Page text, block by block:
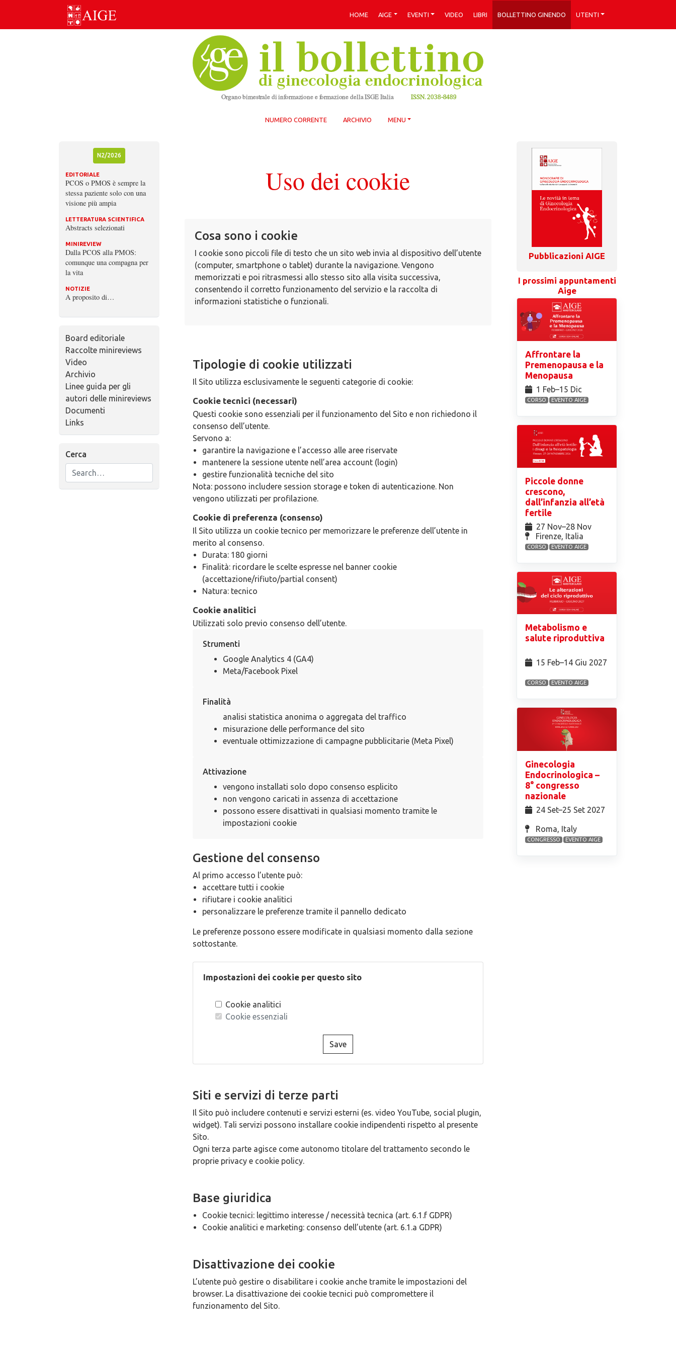
Skip
HOME AIGE EVENTI VIDEO LIBRI BOLLETTINO GINENDO UTENTI
NUMERO CORRENTE ARCHIVIO MENU
N2/2026
EDITORIALE
PCOS o PMOS è sempre la
stessa paziente solo con una
visione più ampia
LETTERATURA SCIENTIFICA
Abstracts selezionati
MINIREVIEW
Dalla PCOS alla PMOS:
comunque una compagna per
la vita
NOTIZIE
A proposito di…
Board editoriale
Raccolte minireviews
Video
Archivio
Linee guida per gli
autori delle minireviews
Documenti
Links
Cerca
Uso dei cookie
Cosa sono i cookie
I cookie sono piccoli file di testo che un sito web invia al dispositivo dell’utente
(computer, smartphone o tablet) durante la navigazione. Vengono
memorizzati e poi ritrasmessi allo stesso sito alla visita successiva,
consentendo il corretto funzionamento del servizio e la raccolta di
informazioni statistiche o funzionali.
Tipologie di cookie utilizzati
Il Sito utilizza esclusivamente le seguenti categorie di cookie:
Cookie tecnici (necessari)
Questi cookie sono essenziali per il funzionamento del Sito e non richiedono il
consenso dell’utente.
Servono a:
garantire la navigazione e l’accesso alle aree riservate
mantenere la sessione utente nell’area account (login)
gestire funzionalità tecniche del sito
Nota: possono includere session storage e token di autenticazione. Non
vengono utilizzati per profilazione.
Cookie di preferenza (consenso)
Il Sito utilizza un cookie tecnico per memorizzare le preferenze dell’utente in
merito al consenso.
Durata: 180 giorni
Finalità: ricordare le scelte espresse nel banner cookie
(accettazione/rifiuto/partial consent)
Natura: tecnico
Cookie analitici
Utilizzati solo previo consenso dell’utente.
Strumenti
Google Analytics 4 (GA4)
Meta/Facebook Pixel
Finalità
analisi statistica anonima o aggregata del traffico
misurazione delle performance del sito
eventuale ottimizzazione di campagne pubblicitarie (Meta Pixel)
Attivazione
vengono installati solo dopo consenso esplicito
non vengono caricati in assenza di accettazione
possono essere disattivati in qualsiasi momento tramite le
impostazioni cookie
Gestione del consenso
Al primo accesso l’utente può:
accettare tutti i cookie
rifiutare i cookie analitici
personalizzare le preferenze tramite il pannello dedicato
Le preferenze possono essere modificate in qualsiasi momento dalla sezione
sottostante.
Impostazioni dei cookie per questo sito
Cookie analitici
Cookie essenziali
Save
Siti e servizi di terze parti
Il Sito può includere contenuti e servizi esterni (es. video YouTube, social plugin,
widget). Tali servizi possono installare cookie indipendenti rispetto al presente
Sito.
Ogni terza parte agisce come autonomo titolare del trattamento secondo le
proprie privacy e cookie policy.
Base giuridica
Cookie tecnici: legittimo interesse / necessità tecnica (art. 6.1.f GDPR)
Cookie analitici e marketing: consenso dell’utente (art. 6.1.a GDPR)
Disattivazione dei cookie
L’utente può gestire o disabilitare i cookie anche tramite le impostazioni del
browser. La disattivazione dei cookie tecnici può compromettere il
funzionamento del Sito.
Pubblicazioni AIGE
I prossimi appuntamenti
Aige
Affrontare la
Premenopausa e la
Menopausa
1 Feb⁠–15 Dic
CORSO EVENTO AIGE
Piccole donne
crescono,
dall’infanzia all’età
fertile
27 Nov⁠–28 Nov
Firenze, Italia
CORSO EVENTO AIGE
Metabolismo e
salute riproduttiva
15 Feb⁠–14 Giu 2027
CORSO EVENTO AIGE
Ginecologia
Endocrinologica –
8° congresso
nazionale
24 Set⁠–25 Set 2027
Roma, Italy
CONGRESSO EVENTO AIGE